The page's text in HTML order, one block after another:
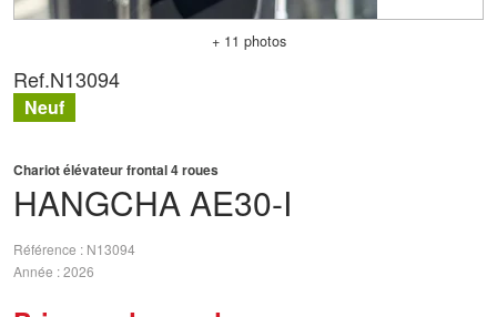
+ 11 photos
HANGCHAAE30-I
Chariot élévateur frontal 4 roues
Référence
N13094
Année 2026
Ref.N13094
Neuf